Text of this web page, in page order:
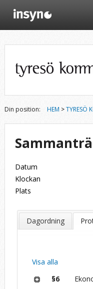
Din position: HEM >TYRESÖ
Datum
Klockan
Plats
Dagordning
Visa alla
§6